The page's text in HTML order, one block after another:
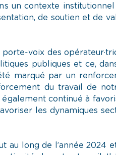
un contexte
de soutien et de
voix des
publiques et ce,
marqué par un
du travail de
continué à
les dynamiques
long de l’année 2024